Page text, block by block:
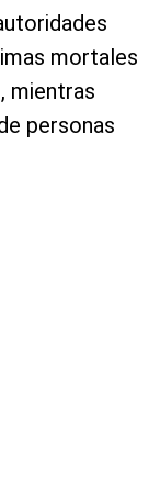
mortales
mientras
personas